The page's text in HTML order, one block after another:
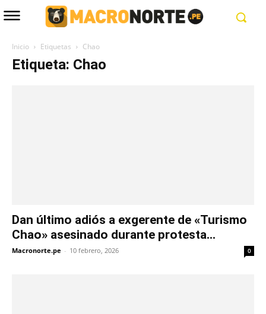
Inicio Etiquetas Chao
Etiqueta: Chao
Dan último adiós a exgerente de «Turismo
Chao» asesinado durante protesta...
Macronorte.pe - 10 febrero, 2026 0